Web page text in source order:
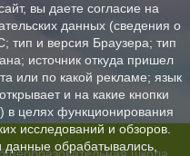
школа
вы даете согласие на
данных (сведения о
тип и версия Браузера; тип
источник откуда пришел
или по какой рекламе; язык
и на какие кнопки
в целях функционирования
исследований и обзоров.
данные обрабатывались,